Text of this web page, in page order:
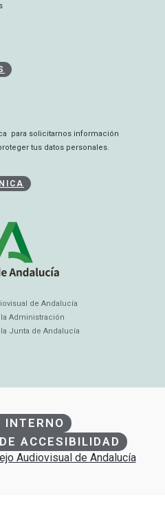
para solicitarnos información
tus datos personales.
de Andalucía
Administración
Junta de Andalucía
INTERNO
ACCESIBILIDAD
Audiovisual de Andalucía